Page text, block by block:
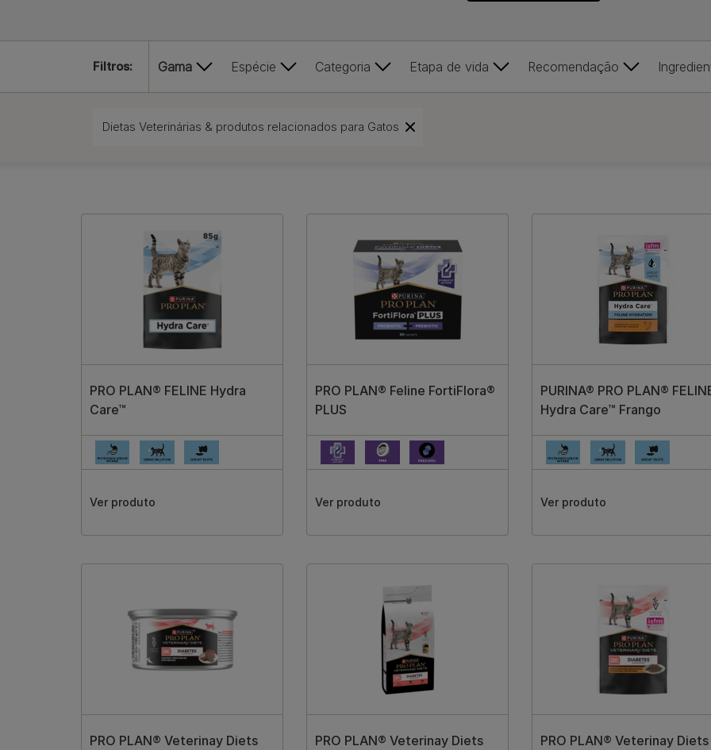
Filtros: Gama Espécie Categoria Etapa de vida Recomendação
Dietas Veterinárias & produtos relacionados para Gatos
PRO PLAN® FELINE Hydra
Care™
Ver produto
PRO PLAN® Feline FortiFlora®
PLUS
Ver produto
PURINA® PRO PLAN®
Hydra Care™ Frango
Ver produto
PRO PLAN® Veterinay Diets
PRO PLAN® Veterinay Diets
PRO PLAN® Veterinay Diets